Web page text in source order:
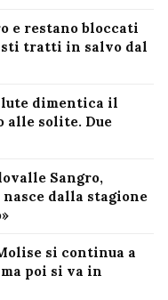
e restano bloccati
tratti in salvo dal
dimentica il
alle solite. Due
Sangro,
dalla stagione
si continua a
poi si va in